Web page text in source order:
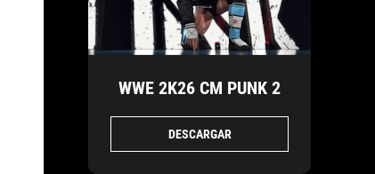
WWE 2K26 CM PUNK 2
DESCARGAR